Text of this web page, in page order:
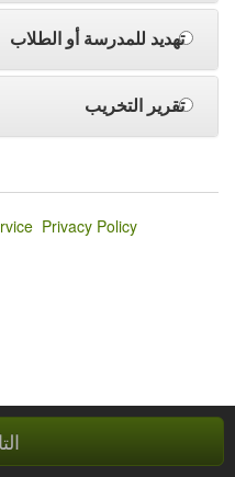
تهديد للمدرسة أو الطلاب
تقرير التخريب
Privacy Policy